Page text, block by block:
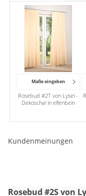
Mit diesem
Sie sich von
einen warmen
zarte Gelbton
hervor und
zarte Apricot-
gut mit
Maße eingeben
Rosebud #2T von Lysel -
Dekoschal in elfenbein
Kundenmeinungen
Rosebud #2S von